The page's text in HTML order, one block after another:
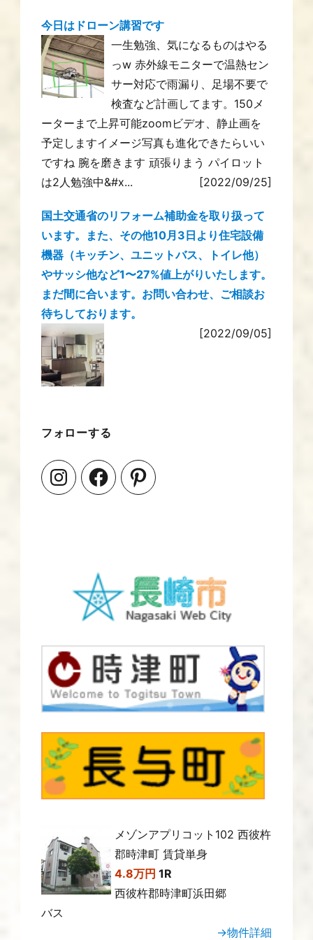
今日はドローン講習です
一生勉強、気になるものはやる
っw 赤外線モニターで温熱セン
サー対応で雨漏り、足場不要で
検査など計画してます。150メ
ーターまで上昇可能zoomビデオ、静止画を
予定しますイメージ写真も進化できたらいい
ですね 腕を磨きます 頑張りまう パイロット
は2人勉強中&#x...
[2022/09/25]
国土交通省のリフォーム補助金を取り扱って
います。また、その他10月3日より住宅設備
機器（キッチン、ユニットバス、トイレ他）
やサッシ他など1〜27%値上がりいたします。
まだ間に合います。お問い合わせ、ご相談お
待ちしております。
[2022/09/05]
フォローする
メゾンアプリコット102 西彼杵
郡時津町 賃貸単身
4.8万円 1R
西彼杵郡時津町浜田郷
バス
→物件詳細